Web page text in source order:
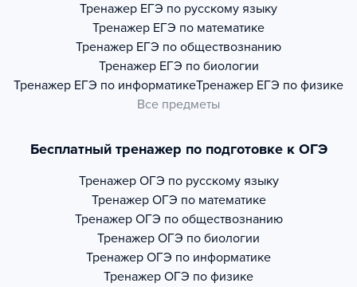
Тренажер ЕГЭ по русскому языку
Тренажер ЕГЭ по математике
Тренажер ЕГЭ по обществознанию
Тренажер ЕГЭ по биологии
Тренажер ЕГЭ по информатикеТренажер ЕГЭ по физике
Все предметы
Бесплатный тренажер по подготовке к ОГЭ
Тренажер ОГЭ по русскому языку
Тренажер ОГЭ по математике
Тренажер ОГЭ по обществознанию
Тренажер ОГЭ по биологии
Тренажер ОГЭ по информатике
Тренажер ОГЭ по физике